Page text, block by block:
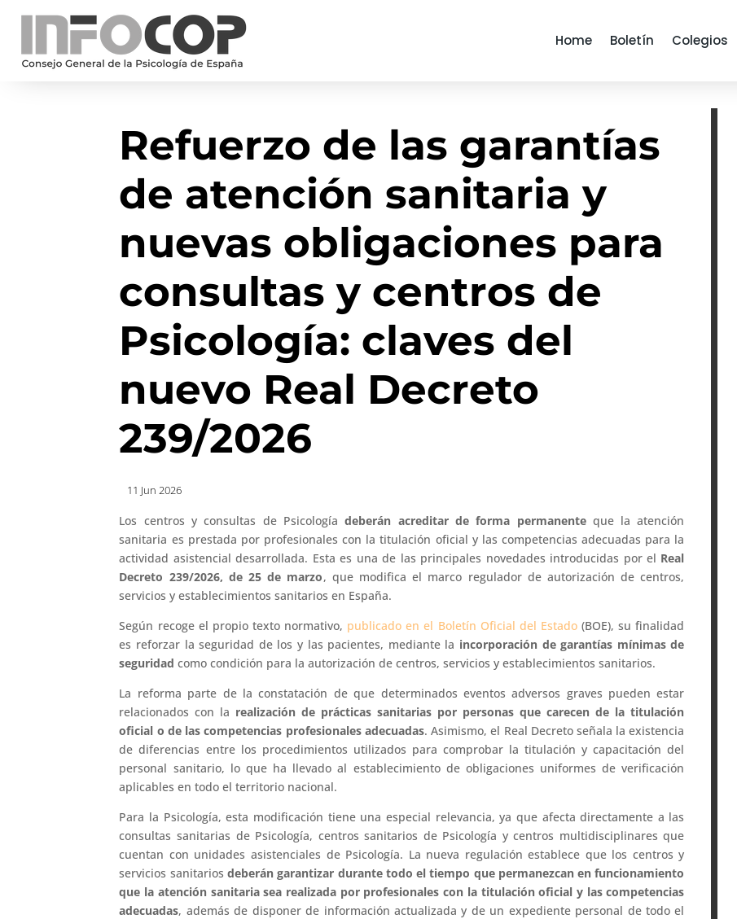
Home Boletín Colegios
Refuerzo de las garantías
de atención sanitaria y
nuevas obligaciones para
consultas y centros de
Psicología: claves del
nuevo Real Decreto
239/2026
11 Jun 2026
Los centros y consultas de Psicologíadeberán acreditar de forma permanenteque la atención
sanitaria es prestada por profesionales con la titulación oficial y las competencias adecuadas para la
actividad asistencial desarrollada. Esta es una de las principales novedades introducidas por el Real
Decreto 239/2026, de 25 de marzo, que modifica el marco regulador de autorización de centros,
servicios y establecimientos sanitarios en España.
Según recoge el propio texto normativo, publicado en el Boletín Oficial del Estado (BOE), su finalidad
es reforzar la seguridad de los y las pacientes, mediante la incorporación de garantías mínimas de
seguridadcomo condición para la autorización de centros, servicios y establecimientos sanitarios.
La reforma parte de la constatación de que determinados eventos adversos graves pueden estar
relacionados con la realización de prácticas sanitarias por personas que carecen de la titulación
oficial o de las competencias profesionales adecuadas. Asimismo, el Real Decreto señala la existencia
de diferencias entre los procedimientos utilizados para comprobar la titulación y capacitación del
personal sanitario, lo que ha llevado al establecimiento de obligaciones uniformes de verificación
aplicables en todo el territorio nacional.
Para la Psicología, esta modificación tiene una especial relevancia, ya que afecta directamente a las
consultas sanitarias de Psicología, centros sanitarios de Psicología y centros multidisciplinares que
cuentan con unidades asistenciales de Psicología. La nueva regulación establece que los centros y
servicios sanitarios deberán garantizar durante todo el tiempo que permanezcan en funcionamiento
que la atención sanitaria sea realizada por profesionales con la titulación oficial y las competencias
adecuadas, además de disponer de información actualizada y de un expediente personal de todo el